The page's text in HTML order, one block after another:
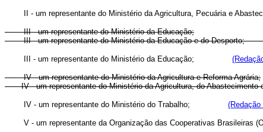
II - um representante do Ministério da Agricultura, Pecuária e
III - um representante do Ministério da Educação;
III - um representante do Ministério da Educação e do
III - um representante do Ministério da Educação;
IV - um representante do Ministério da Agricultura e Reforma Agrária;
IV - um representante do Ministério da Agricultura, do
IV - um representante do Ministério do Trabalho; (Redação
V - um representante da Organização das Cooperativas Brasileiras